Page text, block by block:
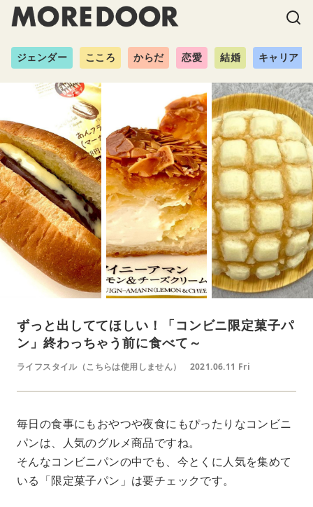
ジェンダー こころ からだ 恋愛 結婚 キャリア
ずっと出しててほしい！「コンビニ限定菓子パ
ン」終わっちゃう前に食べて～
ライフスタイル（こちらは使用しません） 2021.06.11 Fri
毎日の食事にもおやつや夜食にもぴったりなコンビニ
パンは、人気のグルメ商品ですね。
そんなコンビニパンの中でも、今とくに人気を集めて
いる「限定菓子パン」は要チェックです。